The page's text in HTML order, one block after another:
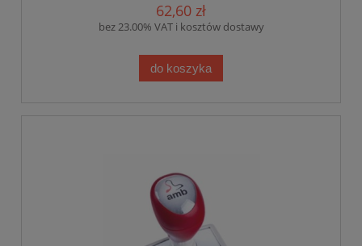
62,60 zł
bez 23.00% VAT i kosztów dostawy
do koszyka